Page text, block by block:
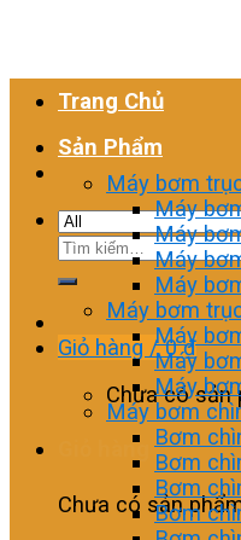
Tìm
Giỏ hàng /0₫
Chưa có sản
Giỏ hàng
Chưa có sản
Trang Chủ
Sản Phẩm
Máy bơm
Máy
Máy
Máy
Máy
Máy bơm
Máy
Máy
Máy
Máy bơm
Bơm
Bơm
Bơm
Bơm